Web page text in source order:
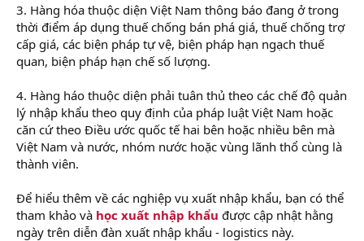
3. Hàng hóa thuộc diện Việt Nam thông báo đang ở trong
thời điểm áp dụng thuế chống bán phá giá, thuế chống trợ
cấp giá, các biện pháp tự vệ, biện pháp hạn ngạch thuế
quan, biện pháp hạn chế số lượng.
4. Hàng háo thuộc diện phải tuân thủ theo các chế độ quản
lý nhập khẩu theo quy định của pháp luật Việt Nam hoặc
căn cứ theo Điều ước quốc tế hai bên hoặc nhiều bên mà
Việt Nam và nước, nhóm nước hoặc vùng lãnh thổ cùng là
thành viên.
Để hiểu thêm về các nghiệp vụ xuất nhập khẩu, bạn có thể
tham khảo và học xuất nhập khẩu được cập nhật hằng
ngày trên diễn đàn xuất nhập khẩu - logistics này.